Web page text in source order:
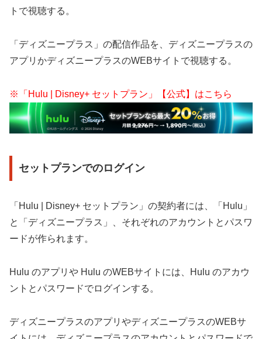
トで視聴する。
「ディズニープラス」の配信作品を、ディズニープラスの
アプリかディズニープラスのWEBサイトで視聴する。
※「Hulu | Disney+ セットプラン」【公式】はこちら
セットプランでのログイン
「Hulu | Disney+ セットプラン」の契約者には、「Hulu」
と「ディズニープラス」、それぞれのアカウントとパスワ
ードが作られます。
Hulu のアプリや Hulu のWEBサイトには、Hulu のアカウ
ントとパスワードでログインする。
ディズニープラスのアプリやディズニープラスのWEBサ